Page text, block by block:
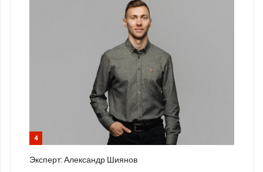
4
Эксперт: Александр Шиянов